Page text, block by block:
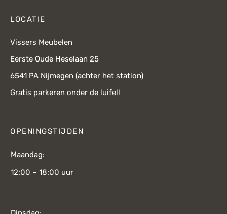
LOCATIE
Vissers Meubelen
Eerste Oude Heselaan 25
6541 PA Nijmegen (achter het station)
Gratis parkeren onder de luifel!
OPENINGSTIJDEN
Maandag:
12:00 – 18:00 uur